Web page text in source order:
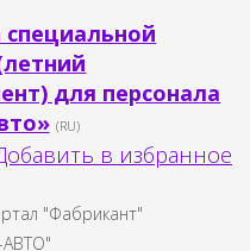
специальной
для персонала
(RU)
"Фабрикант"